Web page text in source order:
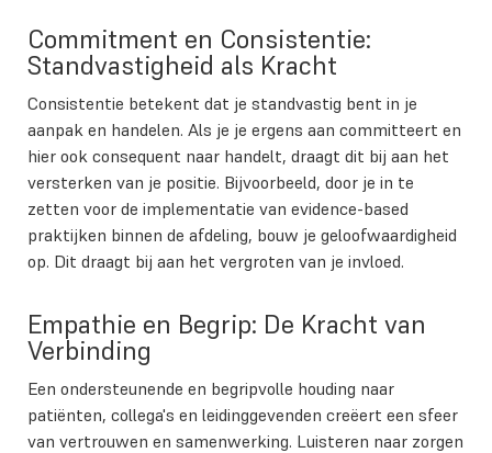
Commitment en Consistentie:
Standvastigheid als Kracht
Consistentie betekent dat je standvastig bent in je
aanpak en handelen. Als je je ergens aan committeert en
hier ook consequent naar handelt, draagt dit bij aan het
versterken van je positie. Bijvoorbeeld, door je in te
zetten voor de implementatie van evidence-based
praktijken binnen de afdeling, bouw je geloofwaardigheid
op. Dit draagt bij aan het vergroten van je invloed.
Empathie en Begrip: De Kracht van
Verbinding
Een ondersteunende en begripvolle houding naar
patiënten, collega's en leidinggevenden creëert een sfeer
van vertrouwen en samenwerking. Luisteren naar zorgen